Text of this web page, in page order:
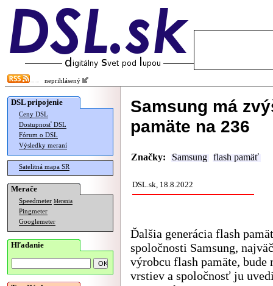
neprihlásený
DSL pripojenie
Ceny DSL
Dostupnosť DSL
Fórum o DSL
Výsledky meraní
Satelitná mapa SR
Merače
Speedmeter Merania
Pingmeter
Googlemeter
Hľadanie
Samsung má
pamäte na 236
Značky: Samsung flash pamäť
DSL.sk, 18.8.2022
Ďalšia generácia flash
spoločnosti Samsung,
výrobcu flash pamäte, bude
vrstiev a spoločnosť ju